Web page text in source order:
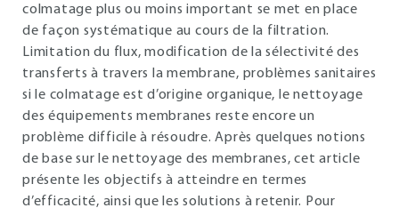
colmatage plus ou moins important se met en place
de façon systématique au cours de la filtration.
Limitation du flux, modification de la sélectivité des
transferts à travers la membrane, problèmes sanitaires
si le colmatage est d’origine organique, le nettoyage
des équipements membranes reste encore un
problème difficile à résoudre. Après quelques notions
de base sur le nettoyage des membranes, cet article
présente les objectifs à atteindre en termes
d’efficacité, ainsi que les solutions à retenir. Pour